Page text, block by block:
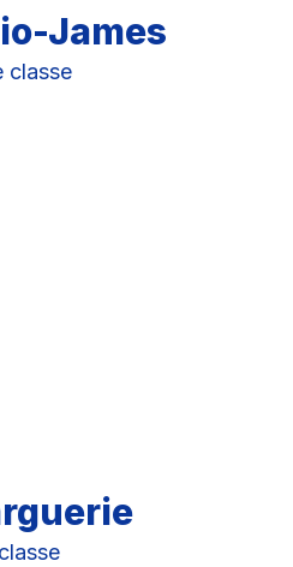
James
classe